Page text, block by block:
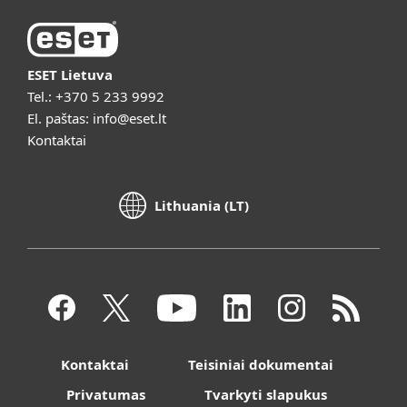
ESET Lietuva
Tel.: +370 5 233 9992
El. paštas: info@eset.lt
Kontaktai
Lithuania (LT)
Kontaktai
Teisiniai dokumentai
Privatumas
Tvarkyti slapukus